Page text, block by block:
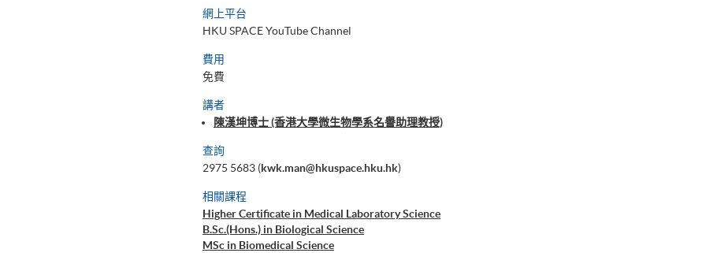
網上平台
HKU SPACE YouTube Channel
費用
免費
講者
陳漢坤博士 (香港大學微生物學系名譽助理教授)
查詢
2975 5683 (kwk.man@hkuspace.hku.hk)
相關課程
Higher Certificate in Medical Laboratory Science
B.Sc.(Hons.) in Biological Science
MSc in Biomedical Science